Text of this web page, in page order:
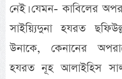
নেই। যেমন- কাবিলের
সাইয়্যিদুনা হযরত
উনাকে, কেনানের
হযরত নূহ আলাইহিস